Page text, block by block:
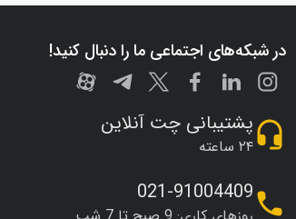
در شبکه‌های اجتماعی ما را دنبال کنید!
پشتیبانی چت آنلاین
۲۴ ساعته
021-91004409